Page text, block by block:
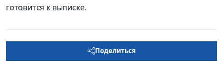
готовится к выписке.
Поделиться